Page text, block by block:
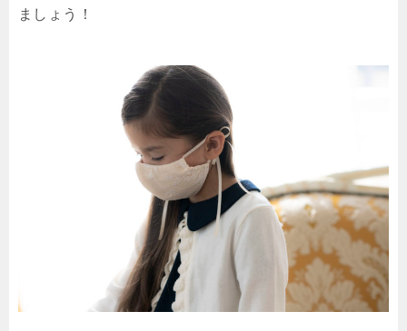
ましょう！